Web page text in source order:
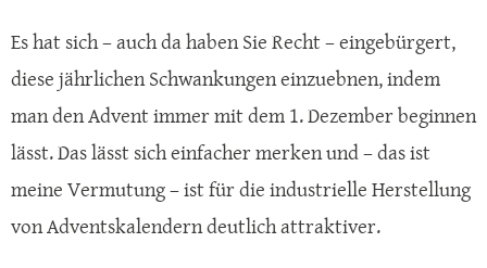
Es hat sich – auch da haben Sie Recht – eingebürgert,
diese jährlichen Schwankungen einzuebnen, indem
man den Advent immer mit dem 1. Dezember beginnen
lässt. Das lässt sich einfacher merken und – das ist
meine Vermutung – ist für die industrielle Herstellung
von Adventskalendern deutlich attraktiver.